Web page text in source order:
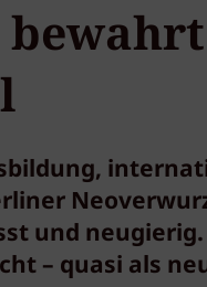
bewahrt
und
– quasi als